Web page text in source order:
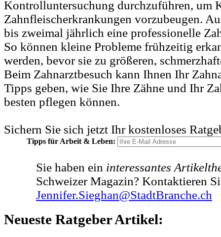
Kontrolluntersuchung durchzuführen, um
Zahnfleischerkrankungen vorzubeugen.
bis zweimal jährlich eine professionelle
So können kleine Probleme frühzeitig
werden, bevor sie zu größeren,
Beim Zahnarztbesuch kann Ihnen Ihr
Tipps geben, wie Sie Ihre Zähne und Ihr
besten pflegen können.
Sichern Sie sich jetzt Ihr kostenloses
Tipps für Arbeit & Leben:
Sie haben ein interessantes
Schweizer Magazin? Kontaktieren
Jennifer.Sieghan@StadtBranche.ch
Neueste Ratgeber Artikel: